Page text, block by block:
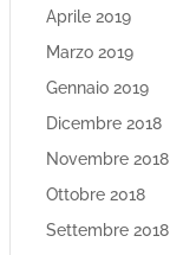
Aprile 2019
Marzo 2019
Gennaio 2019
Dicembre 2018
Novembre 2018
Ottobre 2018
Settembre 2018